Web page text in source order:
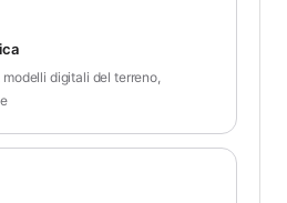
digitali del terreno,